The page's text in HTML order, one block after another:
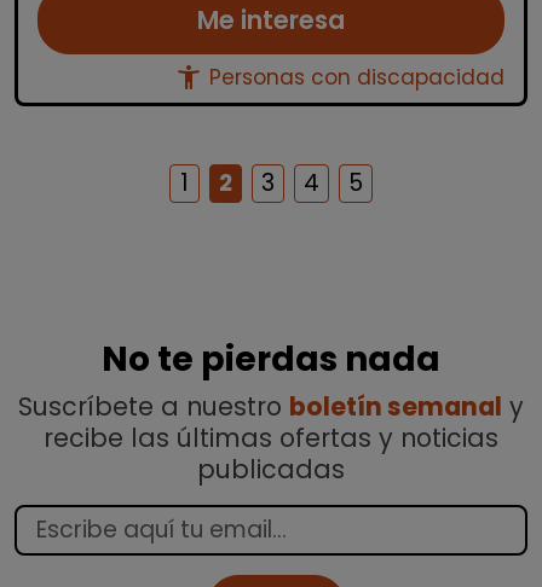
Me interesa
accessibility_new Personas con discapacidad
1 2 3 4 5
No te pierdas nada
Suscríbete a nuestro boletín semanal y
recibe las últimas ofertas y noticias
publicadas